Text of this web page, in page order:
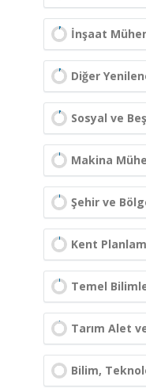
İnşaat
Diğer
Sosyal ve
Makina
Şehir ve
Kent
Temel
Tarım Alet
Bilim,